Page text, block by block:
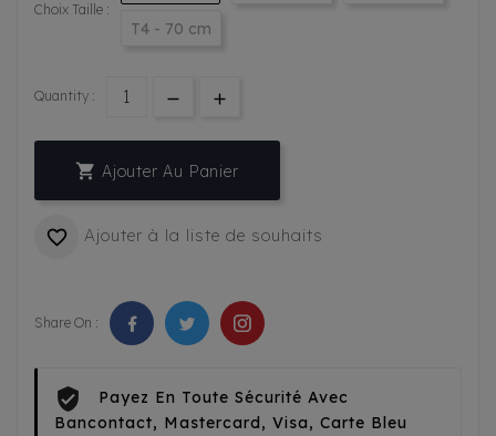
Choix Taille :
T4 - 70 cm
Quantity :
 Ajouter Au Panier
 Ajouter à la liste de souhaits
Share On :
Payez En Toute Sécurité Avec
Bancontact, Mastercard, Visa, Carte Bleu